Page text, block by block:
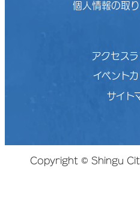
個人情報の取
アクセス
イベント
サイト
Copyright © Shingu